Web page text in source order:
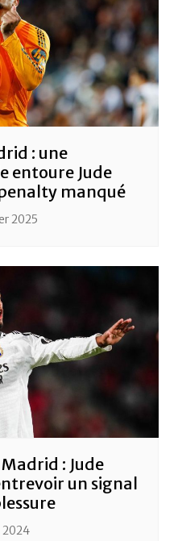
: une
entoure Jude
manqué
2025
: Jude
un signal
2024